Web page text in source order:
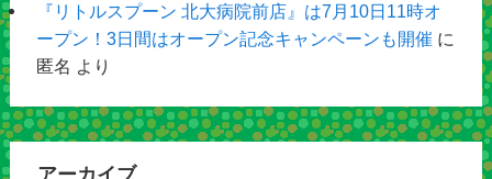
『リトルスプーン 北大病院前店』は7月10日11時オ
ープン！3日間はオープン記念キャンペーンも開催 に
匿名 より